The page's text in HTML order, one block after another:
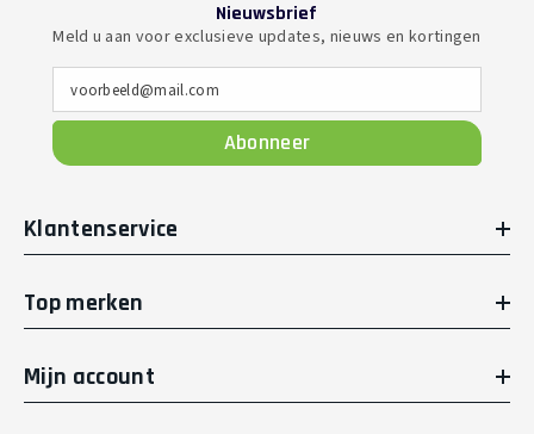
Nieuwsbrief
Meld u aan voor exclusieve updates, nieuws en kortingen
voorbeeld@mail.com
Abonneer
Klantenservice
Top merken
Mijn account